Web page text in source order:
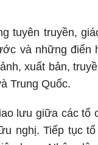
tuyên truyền,
và những
xuất bản,
Trung Quốc.
lưu giữa các tổ
nghị. Tiếp tục